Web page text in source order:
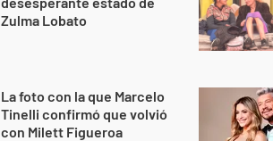
Zulma Lobato
La foto con la que Marcelo
Tinelli confirmó que volvió
con Milett Figueroa